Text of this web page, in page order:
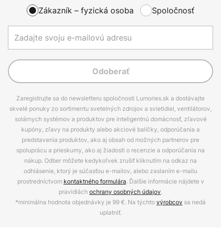
Zákazník – fyzická osoba Spoločnosť
Odoberať
Zaregistrujte sa do newsletteru spoločnosti Lumories.sk a dostávajte
skvelé ponuky zo sortimentu svetelných zdrojov a svietidiel, ventilátorov,
solárnych systémov a produktov pre inteligentnú domácnosť, zľavové
kupóny, zľavy na produkty alebo akciové balíčky, odporúčania a
predstavenia produktov, ako aj obsah od možných partnerov pre
spoluprácu a prieskumy, ako aj žiadosti o recenzie a odporúčania na
nákup. Odber môžete kedykoľvek zrušiť kliknutím na odkaz na
odhlásenie, ktorý je súčasťou e-mailov, alebo zaslaním e-mailu
prostredníctvom kontaktného formulára. Ďalšie informácie nájdete v
pravidlách ochrany osobných údajov.
*minimálna hodnota objednávky je 99 €. Na týchtovýrobcov sa nedá
uplatniť.